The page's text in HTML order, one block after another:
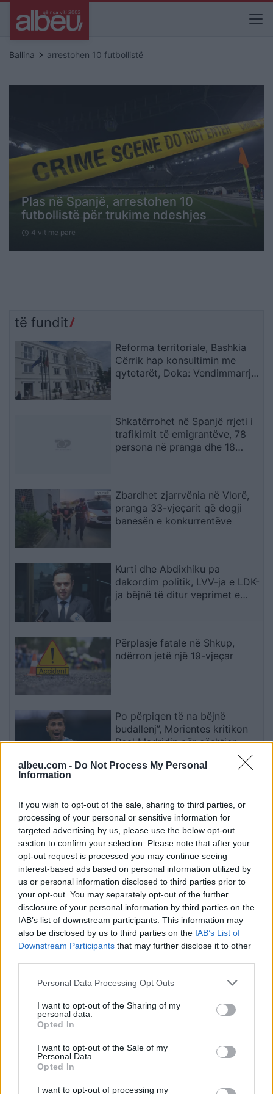
albeu.com - Do Not Process My Personal
Information
If you wish to opt-out of the sale, sharing to third parties, or
processing of your personal or sensitive information for
targeted advertising by us, please use the below opt-out
section to confirm your selection. Please note that after your
opt-out request is processed you may continue seeing
interest-based ads based on personal information utilized by
us or personal information disclosed to third parties prior to
your opt-out. You may separately opt-out of the further
disclosure of your personal information by third parties on the
IAB’s list of downstream participants. This information may
also be disclosed by us to third parties on the IAB’s List of
Downstream Participants that may further disclose it to other
Personal Data Processing Opt Outs
I want to opt-out of the Sharing of my
personal data.
Opted In
I want to opt-out of the Sale of my
Personal Data.
Opted In
I want to opt-out of processing my
Ballina keyboard_arrow_right arrestohen 10 futbollistë
Plas në Spanjë, arrestohen 10
futbollistë për trukime ndeshjes
schedule 4 vit me parë
të fundit
Reforma territoriale, Bashkia
Cërrik hap konsultimin me
qytetarët, Doka: Vendimmarrja
Shkatërrohet në Spanjë rrjeti i
trafikimit të emigrantëve, 78
persona në pranga dhe 18
Zbardhet zjarrvënia në Vlorë,
pranga 33-vjeçarit që dogji
banesën e konkurrentëve
Kurti dhe Abdixhiku pa
dakordim politik, LVV-ja e LDK-
ja bëjnë të ditur veprimet e
Përplasje fatale në Shkup,
ndërron jetë një 19-vjeçar
Po përpiqen të na bëjnë
budallenj”, Morientes kritikon
Real Madridin për çështjen
Abdixhikun: Ambiciet konkrete
nuk përputhen me rezultatin
Esim for Global|Esim for Europe|
Esim for Caribbean